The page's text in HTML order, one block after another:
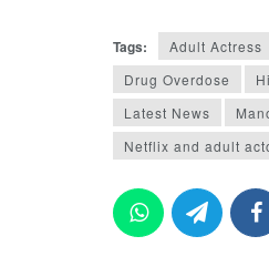
Tags: Adult Actress
Drug Overdose
Latest News
Netflix and adult